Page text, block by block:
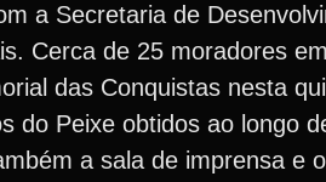
a Secretaria de
Cerca de 25 moradores
das Conquistas nesta
do Peixe obtidos ao longo
a sala de imprensa e